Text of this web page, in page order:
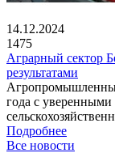
14.12.2024
1475
Аграрный сектор
результатами
года с уверенными
Подробнее
Все новости